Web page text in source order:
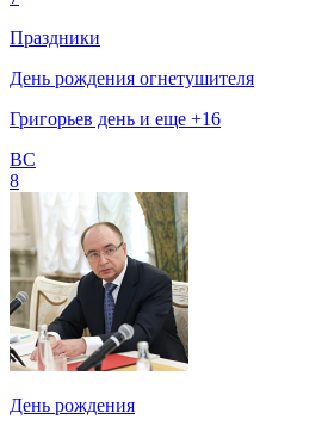
Праздники
День рождения огнетушителя
Григорьев день и еще +16
ВС
8
День рождения